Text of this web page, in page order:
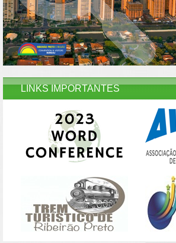
LINKS IMPORTANTES